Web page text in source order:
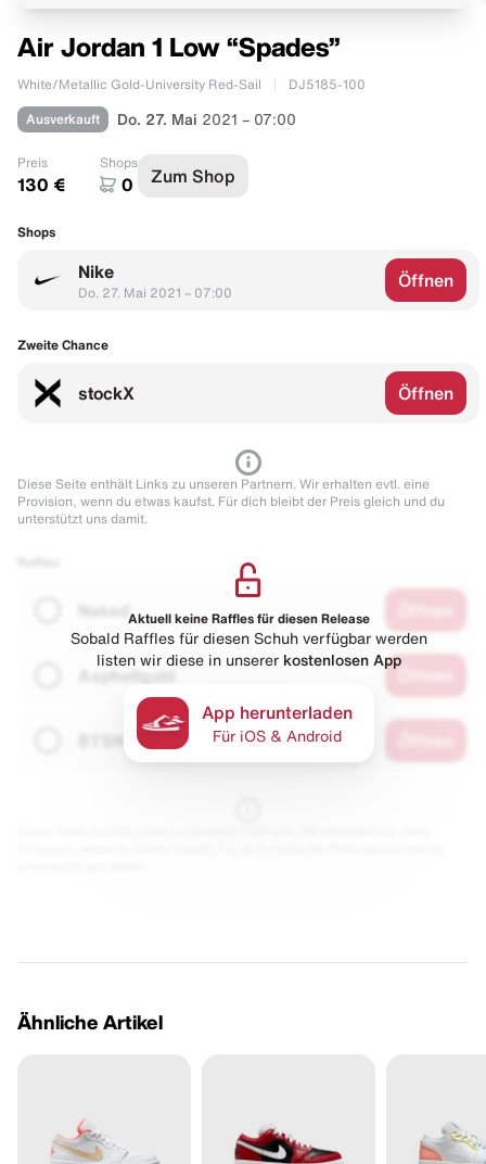
Air Jordan 1 Low “Spades”
White/Metallic Gold-University Red-Sail DJ5185-100
Ausverkauft Do. 27. Mai 2021 – 07:00
Preis
130 €
Shops
0 Zum Shop
Shops
Nike
Do. 27. Mai 2021 – 07:00
Öffnen
Zweite Chance
stockX Öffnen
Diese Seite enthält Links zu unseren Partnern. Wir erhalten evtl. eine
Provision, wenn du etwas kaufst. Für dich bleibt der Preis gleich und du
unterstützt uns damit.
Naked
Asphaltgold
Aktuell keine Raffles für diesen Release
Sobald Raffles für diesen Schuh verfügbar werden
listen wir diese in unserer kostenlosen App
App herunterladen
Für iOS & Android
Ähnliche Artikel